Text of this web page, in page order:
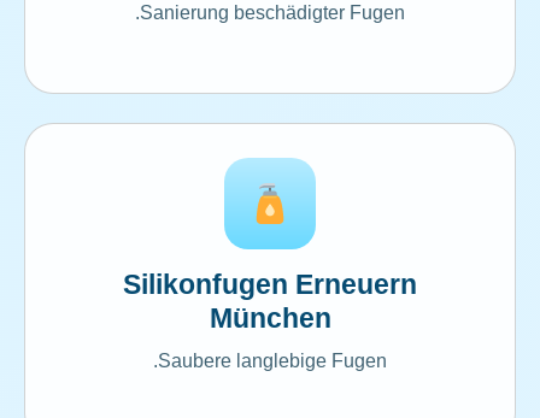
Sanierung beschädigter Fugen.
Silikonfugen Erneuern
München
Saubere langlebige Fugen.